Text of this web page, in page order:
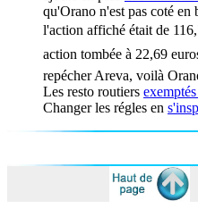
qu'Orano n'est pas coté
l'action affiché était de
action tombée à 22,69
repécher Areva, voilà
Les resto routiers
Changer les régles en